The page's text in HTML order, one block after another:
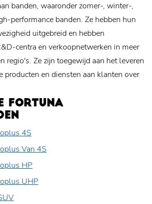
banden, waaronder zomer-, winter-,
performance banden. Ze hebben hun
uitgebreid en hebben
centra en verkoopnetwerken in meer
regio's. Ze zijn toegewijd aan het leveren
producten en diensten aan klanten over
FORTUNA
4S
Van 4S
HP
UHP